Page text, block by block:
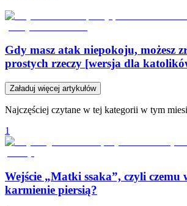
Gdy masz atak niepokoju, możesz
prostych rzeczy [wersja dla
Załaduj więcej artykułów
Najczęściej czytane w tej kategorii w tym
1
Wejście „Matki ssaka”, czyli czemu
karmienie piersią?